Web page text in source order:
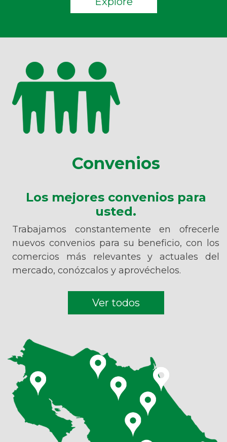
Convenios
Los mejores convenios para
usted.
Trabajamos constantemente en ofrecerle
nuevos convenios para su beneficio, con los
comercios más relevantes y actuales del
mercado, conózcalos y aprovéchelos.
Ver todos